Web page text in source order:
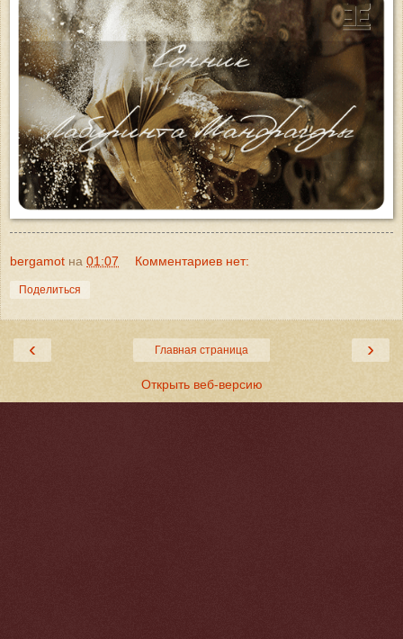
bergamot на 01:07 Комментариев нет:
Поделиться
‹ ›
Главная страница
Открыть веб-версию